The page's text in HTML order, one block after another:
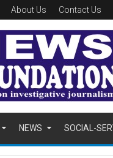
About Us Contact Us
NEWS SOCIAL-